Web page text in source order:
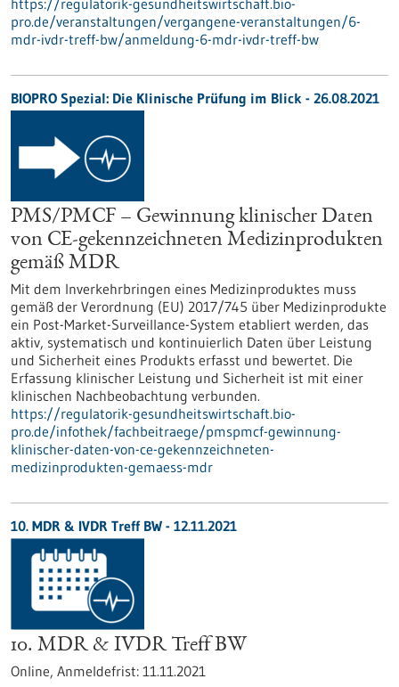
https://regulatorik-gesundheitswirtschaft.bio-
pro.de/veranstaltungen/vergangene-veranstaltungen/6-
mdr-ivdr-treff-bw/anmeldung-6-mdr-ivdr-treff-bw
BIOPRO Spezial: Die Klinische Prüfung im Blick - 26.08.2021
PMS/PMCF – Gewinnung klinischer Daten
von CE-gekennzeichneten Medizinprodukten
gemäß MDR
Mit dem Inverkehrbringen eines Medizinproduktes muss
gemäß der Verordnung (EU) 2017/745 über Medizinprodukte
ein Post-Market-Surveillance-System etabliert werden, das
aktiv, systematisch und kontinuierlich Daten über Leistung
und Sicherheit eines Produkts erfasst und bewertet. Die
Erfassung klinischer Leistung und Sicherheit ist mit einer
klinischen Nachbeobachtung verbunden.
https://regulatorik-gesundheitswirtschaft.bio-
pro.de/infothek/fachbeitraege/pmspmcf-gewinnung-
klinischer-daten-von-ce-gekennzeichneten-
medizinprodukten-gemaess-mdr
10. MDR & IVDR Treff BW - 12.11.2021
10. MDR & IVDR Treff BW
Online, Anmeldefrist: 11.11.2021